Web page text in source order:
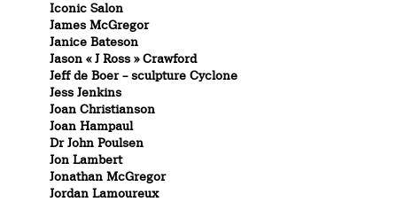
Iconic Salon
James McGregor
Janice Bateson
Jason « J Ross » Crawford
Jeff de Boer – sculpture Cyclone
Jess Jenkins
Joan Christianson
Joan Hampaul
Dr John Poulsen
Jon Lambert
Jonathan McGregor
Jordan Lamoureux